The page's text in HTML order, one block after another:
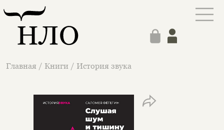
Главная / Книги / История звука